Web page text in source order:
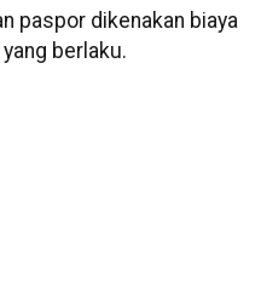
paspor dikenakan biaya
berlaku.